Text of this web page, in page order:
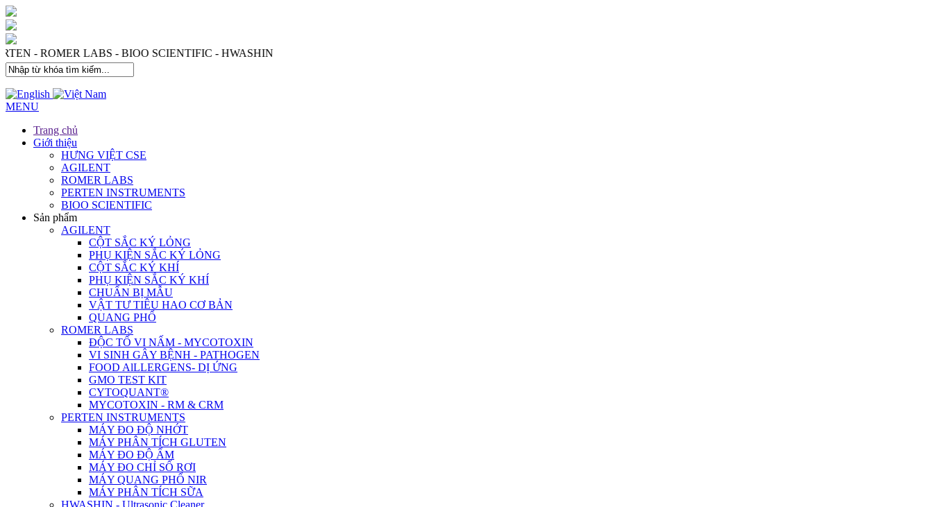
- PERTEN - ROMER LABS - BIOO SCIENTIFIC - HWASHIN
MENU
Trang chủ
Giới thiệu
HƯNG VIỆT CSE
AGILENT
ROMER LABS
PERTEN INSTRUMENTS
BIOO SCIENTIFIC
Sản phẩm
AGILENT
CỘT SẮC KÝ LỎNG
PHỤ KIỆN SẮC KÝ LỎNG
CỘT SẮC KÝ KHÍ
PHỤ KIỆN SẮC KÝ KHÍ
CHUẨN BỊ MẪU
VẬT TƯ TIÊU HAO CƠ BẢN
QUANG PHỔ
ROMER LABS
ĐỘC TỐ VI NẤM - MYCOTOXIN
VI SINH GÂY BỆNH - PATHOGEN
FOOD AlLLERGENS- DỊ ỨNG
GMO TEST KIT
CYTOQUANT®
MYCOTOXIN - RM & CRM
PERTEN INSTRUMENTS
MÁY ĐO ĐỘ NHỚT
MÁY PHÂN TÍCH GLUTEN
MÁY ĐO ĐỘ ẨM
MÁY ĐO CHỈ SỐ RƠI
MÁY QUANG PHỔ NIR
MÁY PHÂN TÍCH SỮA
HWASHIN - Ultrasonic Cleaner